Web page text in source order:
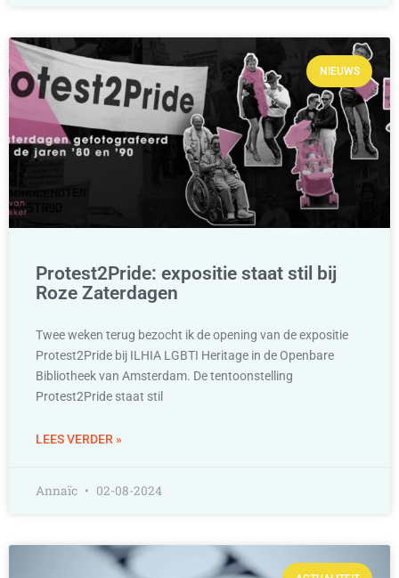
NIEUWS
Protest2Pride: expositie staat stil bij
Roze Zaterdagen
Twee weken terug bezocht ik de opening van de expositie
Protest2Pride bij ILHIA LGBTI Heritage in de Openbare
Bibliotheek van Amsterdam. De tentoonstelling
Protest2Pride staat stil
LEES VERDER »
Annaïc 02-08-2024